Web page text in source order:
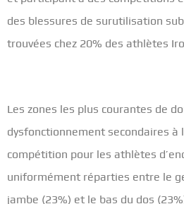
des blessures de surutilisation
trouvées chez 20% des athlètes
Les zones les plus courantes de
dysfonctionnement secondaires à
compétition pour les athlètes
uniformément réparties entre le
jambe (23%) et le bas du dos